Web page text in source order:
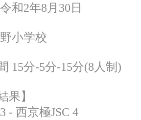
和2年8月30日
小学校
15分-5分-15分(8人制)
果】
- 西京極JSC 4